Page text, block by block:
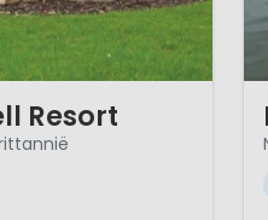
Resort